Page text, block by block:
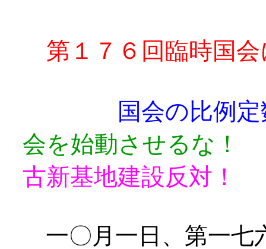
第１７６回臨時国会
国会の比
会を始動させるな！
古新基地建設反対！
一〇月一日、第一七